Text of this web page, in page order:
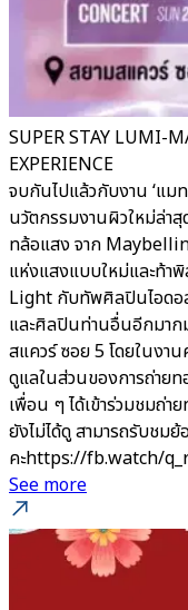
SUPER STAY LUMI-
EXPERIENCE
จบกันไปแล้วกับงาน ‘แม
นวัตกรรมงานผิวใหม่ล่
ทล้อแสง จาก
แห่งแสงแบบใหม่และท้
Light กับทัพศิลปินไอดอ
และศิลปินท่านอื่นอีกมา
สแควร์ ซอย 5 โดยในงา
ดูแลในส่วนของการถ่าย
เพื่อน ๆ ได้เข้าร่วมชมถ่
ยังไม่ได้ดู สามารถรับชม
คะhttps://fb.watch/
See more